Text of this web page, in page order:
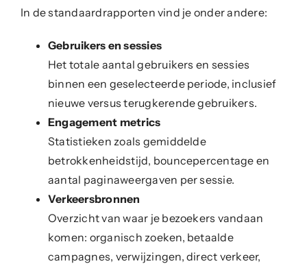
In de standaardrapporten vind je onder andere:
Gebruikers en sessies
Het totale aantal gebruikers en sessies
binnen een geselecteerde periode, inclusief
nieuwe versus terugkerende gebruikers.
Engagement metrics
Statistieken zoals gemiddelde
betrokkenheidstijd, bouncepercentage en
aantal paginaweergaven per sessie.
Verkeersbronnen
Overzicht van waar je bezoekers vandaan
komen: organisch zoeken, betaalde
campagnes, verwijzingen, direct verkeer,